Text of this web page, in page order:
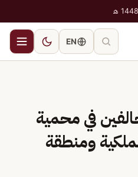
EN
في محمية
ومنطقة